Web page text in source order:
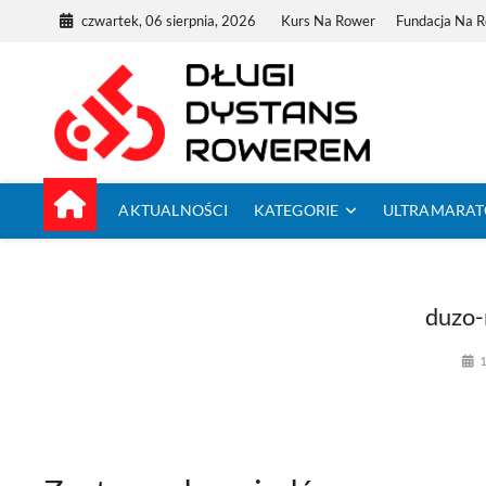
czwartek, 06 sierpnia, 2026 Kurs Na Rower Fundacja Na
AKTUALNOŚCI KATEGORIE